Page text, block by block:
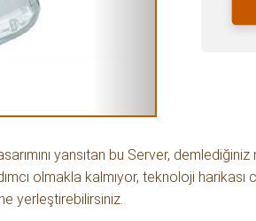
yansıtan bu Server,
olmakla kalmıyor, teknoloji
yerleştirebilirsiniz.